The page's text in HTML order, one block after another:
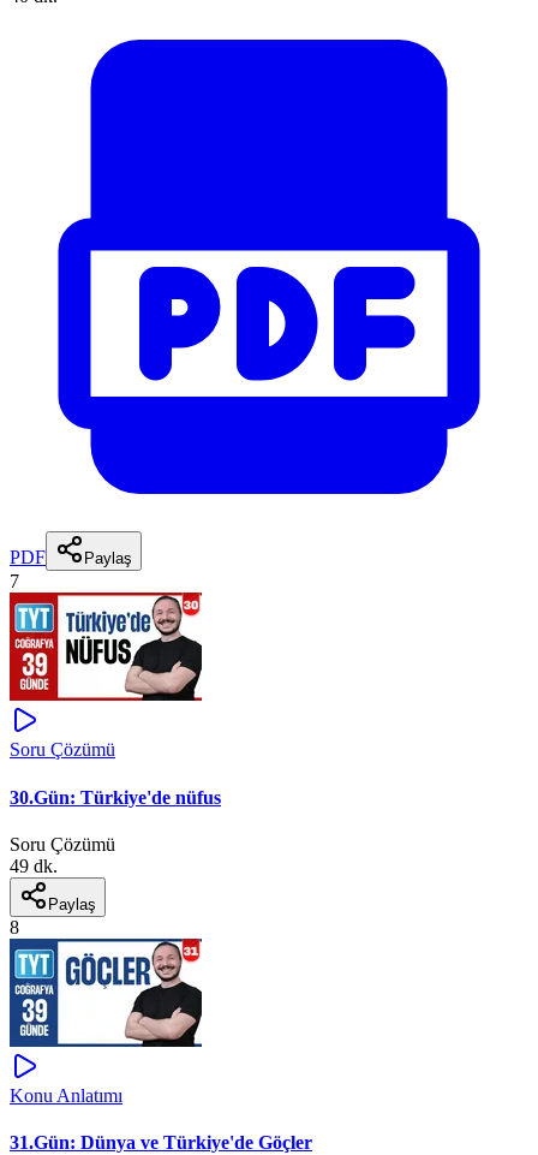
PDF Paylaş
7
Soru Çözümü
30.Gün: Türkiye'de nüfus
Soru Çözümü
49 dk.
Paylaş
8
Konu Anlatımı
31.Gün: Dünya ve Türkiye'de Göçler